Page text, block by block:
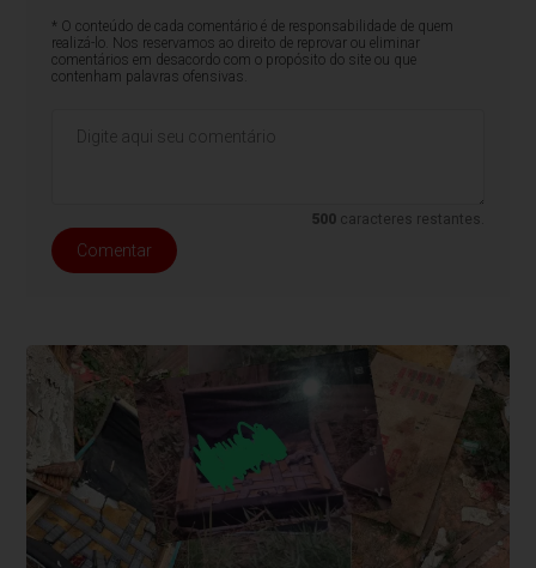
* O conteúdo de cada comentário é de responsabilidade de quem
realizá-lo. Nos reservamos ao direito de reprovar ou eliminar
comentários em desacordo com o propósito do site ou que
contenham palavras ofensivas.
500 caracteres restantes.
Comentar